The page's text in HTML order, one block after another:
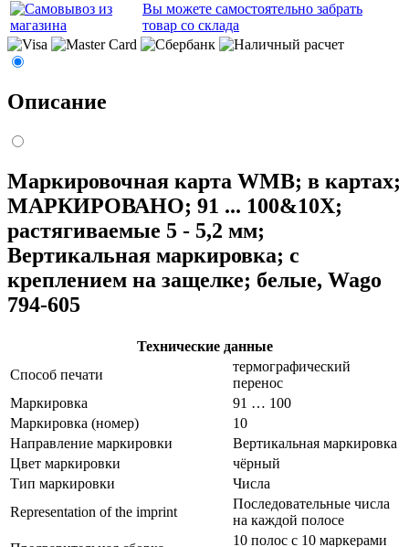
Вы можете самостоятельно забрать
товар со склада
Описание
Маркировочная карта WMB; в картах;
МАРКИРОВАНО; 91 ... 100&10X;
растягиваемые 5 - 5,2 мм;
Вертикальная маркировка; с
креплением на защелке; белые, Wago
794-605
Технические данные
Способ печати
термографический
перенос
Маркировка
91 … 100
Маркировка (номер)
10
Направление маркировки
Вертикальная маркировка
Цвет маркировки
чёрный
Тип маркировки
Числа
Representation of the imprint
Последовательные числа
на каждой полосе
10 полос с 10 маркерами